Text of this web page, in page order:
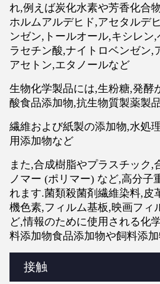
接触
れ,例えば炭化水素や芳香化合
ホルムアルデヒド,アセタルデ
ンゼン,トールオール,キシレン
ラセチン酸,ナイトロベンゼン,
アセトン,エタノールなど
生物化学製品には,生粉糖,発酵
酸食品添加物,抗生物質製薬製
繊維および紙製の添加物,水処
用添加物など
また,合成樹脂やプラスチック,
ノマー (ポリマー) など,高分子
れます.菌類殺菌剤繊維染料,皮
機色素,フィルム基板,映画フィ
ど,情報のために使用される化
料添加物食品添加物や飼料添